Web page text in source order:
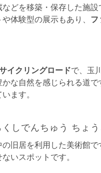
どを移築・保存した施設
体験型の展示もあり、 フ
イクリングロードで、玉
な自然を感じられる道で
ます。
しでんちゅう ちょう
旧居を利用した美術館で
いスポットです。